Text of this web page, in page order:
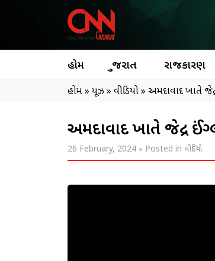
હોમ ગુજરાત રાજકારણ
હોમ» ન્યૂઝ » વીડિયો» અમદાવાદ ખાતે
અમદાવાદ ખાતે જેન્દ્ર
26 February, 2024 Posted in વીડિયો